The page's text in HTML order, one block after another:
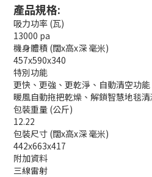
產品規格:
吸力功率 (瓦)
13000 pa
機身體積 (闊x高x深 毫米)
457x590x340
特別功能
更快、更強、更乾淨、自動清空功
暖風自動拖把乾燥、解鎖智慧地毯清
包裝重量 (公斤)
12.22
包裝尺寸 (闊x高x深 毫米)
442x663x417
附加資料
三線雷射